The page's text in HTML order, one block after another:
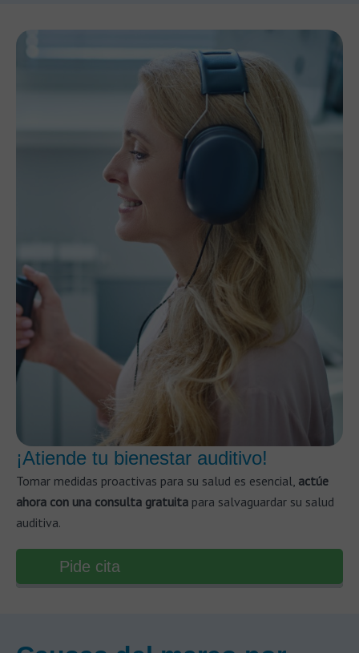
¡Atiende tu bienestar auditivo!
Tomar medidas proactivas para su salud es esencial, actúe
ahora con una consulta gratuita para salvaguardar su salud
auditiva.
Pide cita